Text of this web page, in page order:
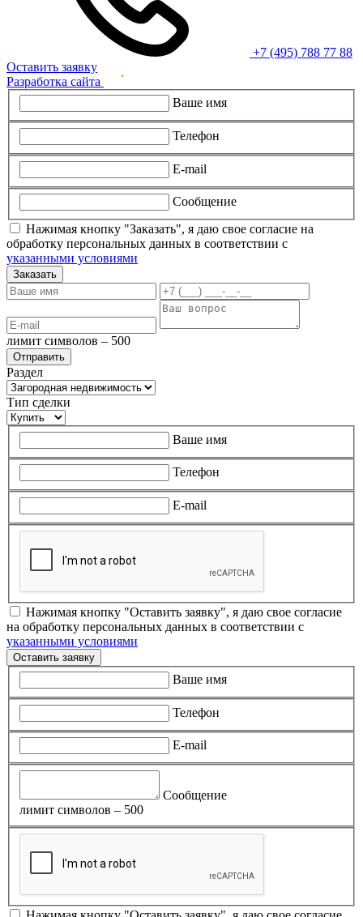
+7 (495) 788 77 88
Оставить заявку
Разработка сайта
Ваше имя
Телефон
E-mail
Сообщение
Нажимая кнопку "Заказать", я даю свое согласие на
обработку персональных данных в соответствии с
указанными условиями
Заказать
лимит символов – 500
Раздел
Тип сделки
Ваше имя
Телефон
E-mail
Нажимая кнопку "Оставить заявку", я даю свое согласие
на обработку персональных данных в соответствии с
указанными условиями
Оставить заявку
Ваше имя
Телефон
E-mail
Сообщение
лимит символов – 500